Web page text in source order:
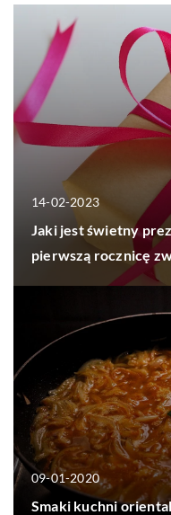
14-02-2023
Jaki jest świetny
pierwszą rocznicę
09-01-2020
Smaki kuchni